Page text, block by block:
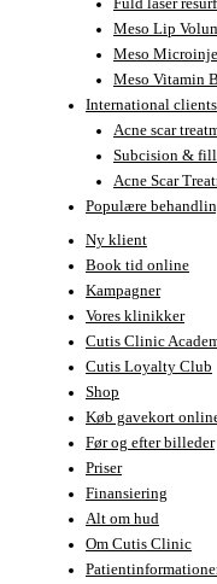
Fuld laser
Meso Lip
Meso
Meso Vitamin
International clients
Acne scar
Subcision &
Acne Scar
Populære
Ny klient
Book tid online
Kampagner
Vores klinikker
Cutis Clinic
Cutis Loyalty Club
Shop
Køb gavekort
Før og efter billeder
Priser
Finansiering
Alt om hud
Om Cutis Clinic